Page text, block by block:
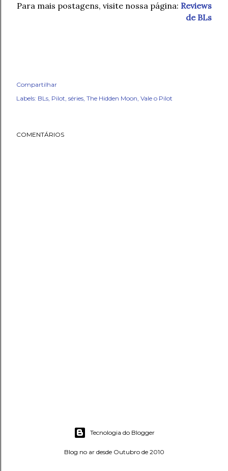
Para mais postagens, visite nossa página: Reviews
de BLs
Compartilhar
Labels: BLs Pilot séries The Hidden Moon Vale o Pilot
COMENTÁRIOS
Tecnologia do Blogger
Blog no ar desde Outubro de 2010